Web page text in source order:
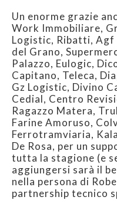
Un enorme grazie
Work Immobiliare,
Logistic, Ribatti, Agf
del Grano,
Palazzo, Eulogic,
Capitano, Teleca,
Gz Logistic, Divino
Cedial, Centro
Ragazzo Matera,
Farine Amoruso,
Ferrotramviaria,
De Rosa, per un
tutta la stagione (e
aggiungersi sarà il
nella persona di
partnership tecnico